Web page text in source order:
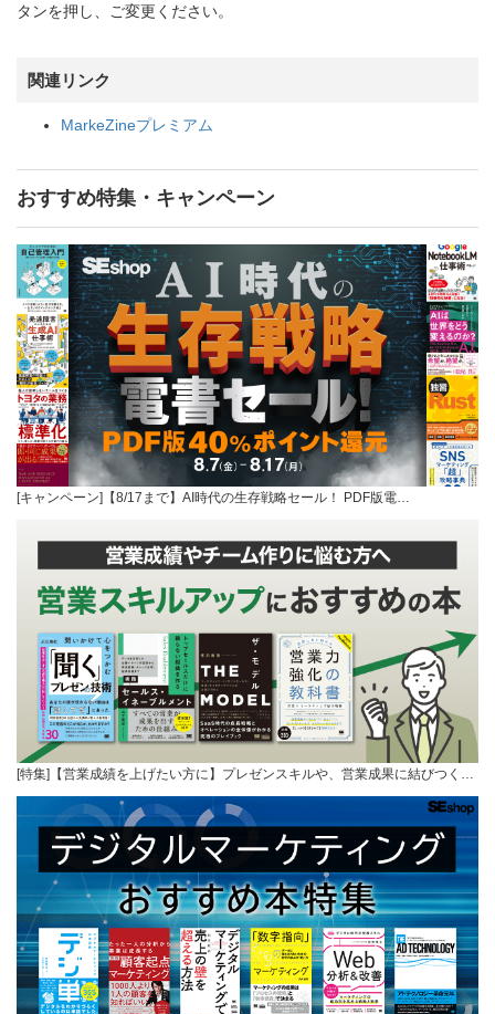
タンを押し、ご変更ください。
関連リンク
MarkeZineプレミアム
おすすめ特集・キャンペーン
[キャンペーン]【8/17まで】AI時代の生存戦略セール！ PDF版電…
[特集]【営業成績を上げたい方に】プレゼンスキルや、営業成果に結びつく…